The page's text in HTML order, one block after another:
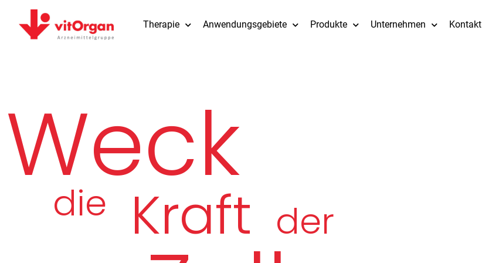
Therapie Anwendungsgebiete Produkte Unternehmen Kontakt
Weck
die Kraft der